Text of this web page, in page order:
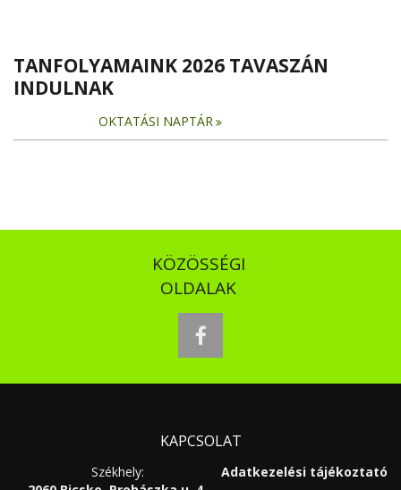
TANFOLYAMAINK 2026 TAVASZÁN
INDULNAK
OKTATÁSI NAPTÁR
KÖZÖSSÉGI
OLDALAK
facebook
KAPCSOLAT
Adatkezelési tájékoztató
Székhely: